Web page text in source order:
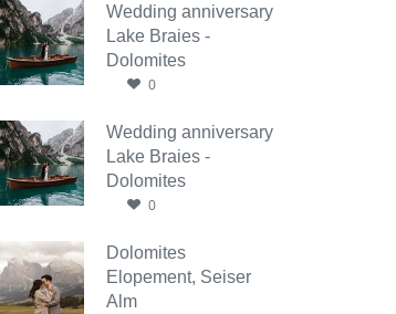
Wedding anniversary
Lake Braies -
Dolomites
0
Wedding anniversary
Lake Braies -
Dolomites
0
Dolomites
Elopement, Seiser
Alm